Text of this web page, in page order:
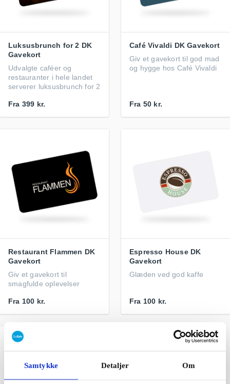
Samtykke Detaljer Om
Luksusbrunch for 2 DK
Gavekort
Udvalgte caféer og
restauranter i hele landet
serverer luksusbrunch for 2
Fra 399 kr.
Café Vivaldi DK Gavekort
Giv et gavekort til god mad
og hygge hos Café Vivaldi
Fra 50 kr.
Restaurant Flammen DK
Gavekort
Giv et gavekort til
smagfulde oplevelser
Fra 100 kr.
Espresso House DK
Gavekort
Glæden ved god kaffe
Fra 100 kr.